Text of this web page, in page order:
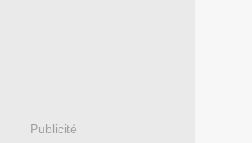
Publicité